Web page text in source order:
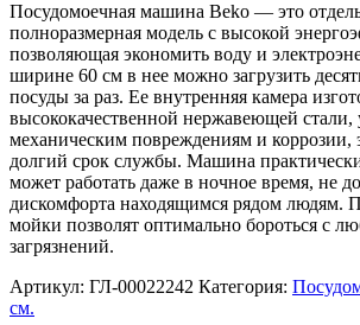
Посудомоечная машина Beko — это
полноразмерная модель с высокой
позволяющая экономить воду и
ширине 60 см в нее можно загрузить
посуды за раз. Ее внутренняя камера
высококачественной нержавеющей стали,
механическим повреждениям и коррозии,
долгий срок службы. Машина
может работать даже в ночное время, не
дискомфорта находящимся рядом людям.
мойки позволят оптимально бороться с
загрязнений.
Артикул: ГЛ-00022242 Категория:
см.